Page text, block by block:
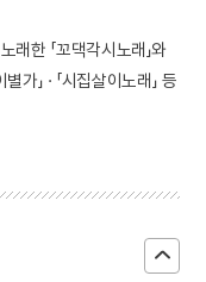
한 「꼬댁각시노래」와
별가」 · 「시집살이노래」 등